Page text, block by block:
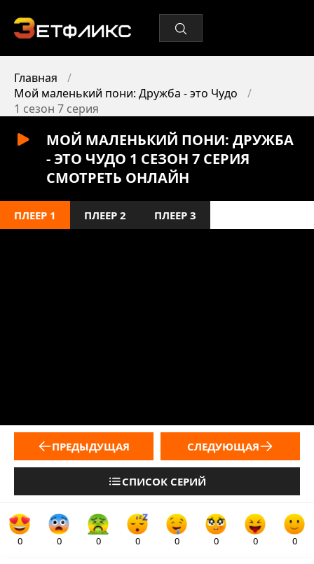
Главная
Мой маленький пони: Дружба - это Чудо
1 сезон 7 серия
МОЙ МАЛЕНЬКИЙ ПОНИ: ДРУЖБА
- ЭТО ЧУДО 1 СЕЗОН 7 СЕРИЯ
СМОТРЕТЬ ОНЛАЙН
ПЛЕЕР 1 ПЛЕЕР 2 ПЛЕЕР 3
ПРЕДЫДУЩАЯ
СПИСОК СЕРИЙ
СЛЕДУЮЩАЯ
0 0 0 0 0 0 0 0